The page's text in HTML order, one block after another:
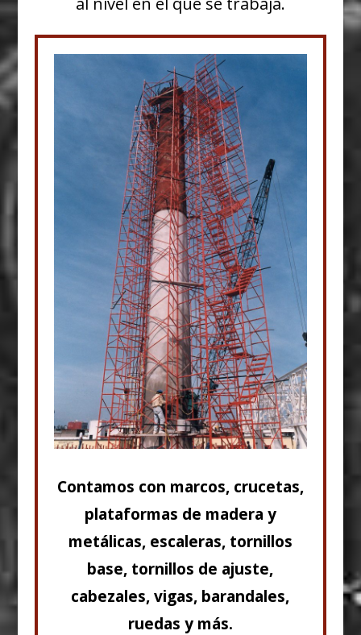
Contamos con marcos, crucetas,
plataformas de madera y
metálicas, escaleras, tornillos
base, tornillos de ajuste,
cabezales, vigas, barandales,
ruedas y más.